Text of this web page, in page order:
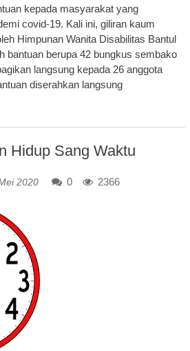
kepada masyarakat yang
covid-19. Kali ini, giliran kaum
Himpunan Wanita Disabilitas Bantul
bantuan berupa 42 bungkus sembako
langsung kepada 26 anggota
diserahkan langsung
Hidup Sang Waktu
2020 0 2366